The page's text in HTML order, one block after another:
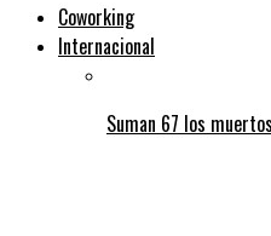
Coworking
Internacional
Suman 67 los